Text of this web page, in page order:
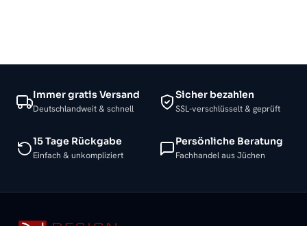
Immer gratis Versand
Deutschlandweit & schnell
Sicher bezahlen
SSL-verschlüsselt & geprüft
15 Tage Rückgabe
Einfach & unkompliziert
Persönliche Beratung
Fachhandel aus Jüchen